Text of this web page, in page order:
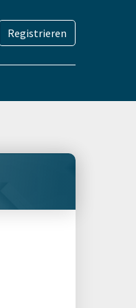
Registrieren